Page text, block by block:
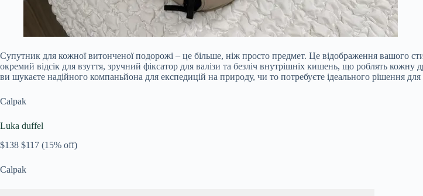
Супутник для кожної витонченої подорожі – це більше, ніж просто предмет. Це відображення вашого
окремий відсік для взуття, зручний фіксатор для валізи та безліч внутрішніх кишень, що роблять
ви шукаєте надійного компаньйона для експедицій на природу, чи то потребуєте ідеального рішення для
Calpak
Luka duffel
$138 $117 (15% off)
Calpak